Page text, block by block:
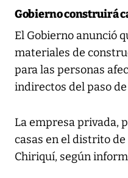
Gobierno construirá
El Gobierno anunció
materiales de
para las personas
indirectos del paso
La empresa privada,
casas en el distrito
Chiriquí, según